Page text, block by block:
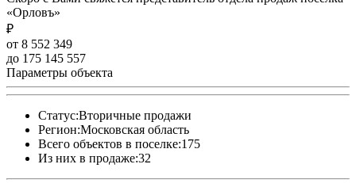
«Орловъ»
₽
от 8 552 349
до 175 145 557
Параметры объекта
Статус:Вторичные продажи
Регион:Московская область
Всего объектов в поселке:175
Из них в продаже:32